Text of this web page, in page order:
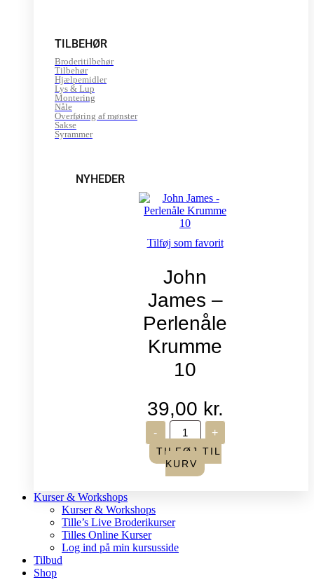
TILBEHØR
Broderitilbehør
Tilbehør
Hjælpemidler
Lys & Lup
Montering
Nåle
Overføring af mønster
Sakse
Syrammer
NYHEDER
Tilføj som favorit
John
James –
Perlenåle
Krumme
10
39,00 kr.
-
John
James
-
Perlenåle
Krumme
+
TILFØJ TIL
KURV
Kurser & Workshops
Kurser & Workshops
Tille’s Live Broderikurser
Tilles Online Kurser
Log ind på min kursusside
Tilbud
Shop